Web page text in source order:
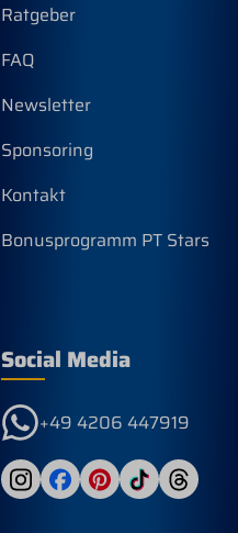
Ratgeber
FAQ
Newsletter
Sponsoring
Kontakt
Bonusprogramm PT Stars
Social Media
+49 4206 447919